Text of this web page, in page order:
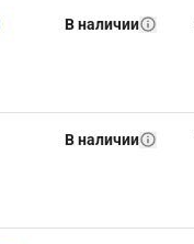
В наличии
В наличии